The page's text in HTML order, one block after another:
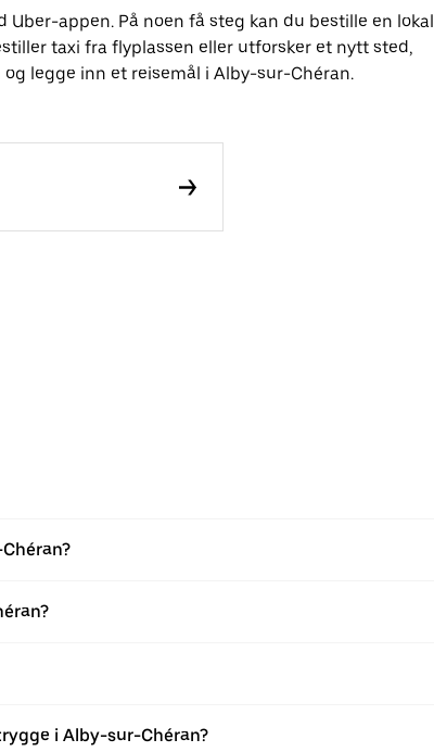
appen. På noen få steg kan du bestille en lokal
taxi fra flyplassen eller utforsker et nytt sted,
legge inn et reisemål i Alby-sur-Chéran.
i Alby-sur-Chéran?